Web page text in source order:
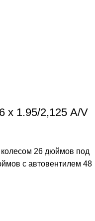
х 1.95/2,125 A/V
колесом 26 дюймов под
с автовентилем 48